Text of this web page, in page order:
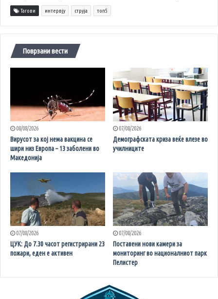
Тагови интервју струја топ5
Поврзани вести
08/08/2026
Вирусот за кој нема вакцина се
шири низ Европа – 13 заболени во
Македонија
07/08/2026
Демографската криза веќе влезе во
училниците
07/08/2026
ЦУК: До 7.30 часот регистрирани 23
пожари, еден е активен
07/08/2026
Поставени нови камери за
мониторинг во националниот парк
Пелистер